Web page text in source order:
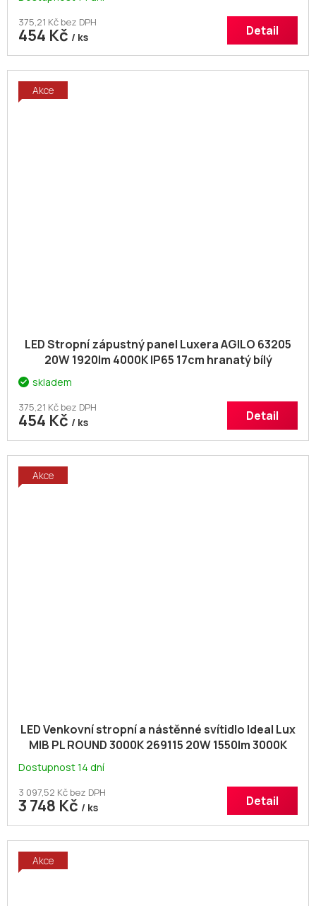
375,21 Kč bez DPH
454 Kč / ks Detail
Akce
LED Stropní zápustný panel Luxera AGILO 63205
20W 1920lm 4000K IP65 17cm hranatý bílý
skladem
375,21 Kč bez DPH
454 Kč / ks Detail
Akce
LED Venkovní stropní a nástěnné svítidlo Ideal Lux
MIB PL ROUND 3000K 269115 20W 1550lm 3000K
IP65 30cm kulaté bílé
Dostupnost 14 dní
3 097,52 Kč bez DPH
3 748 Kč / ks Detail
Akce